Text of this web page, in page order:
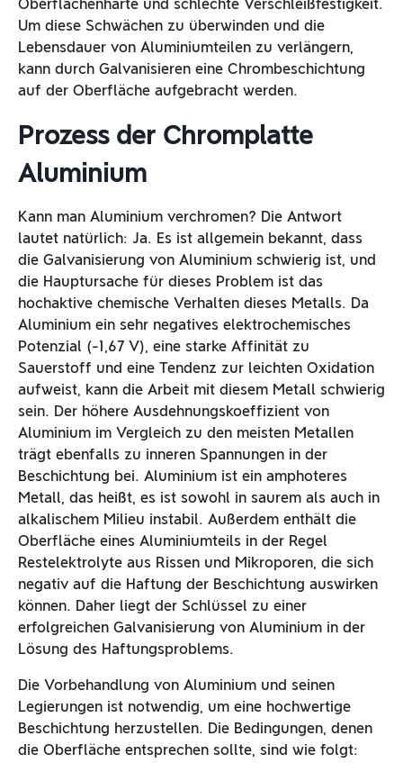
Oberflächenhärte und schlechte Verschleißfestigkeit.
Um diese Schwächen zu überwinden und die
Lebensdauer von Aluminiumteilen zu verlängern,
kann durch Galvanisieren eine Chrombeschichtung
auf der Oberfläche aufgebracht werden.
Prozess der Chromplatte
Aluminium
Kann man Aluminium verchromen? Die Antwort
lautet natürlich: Ja. Es ist allgemein bekannt, dass
die Galvanisierung von Aluminium schwierig ist, und
die Hauptursache für dieses Problem ist das
hochaktive chemische Verhalten dieses Metalls. Da
Aluminium ein sehr negatives elektrochemisches
Potenzial (-1,67 V), eine starke Affinität zu
Sauerstoff und eine Tendenz zur leichten Oxidation
aufweist, kann die Arbeit mit diesem Metall schwierig
sein. Der höhere Ausdehnungskoeffizient von
Aluminium im Vergleich zu den meisten Metallen
trägt ebenfalls zu inneren Spannungen in der
Beschichtung bei. Aluminium ist ein amphoteres
Metall, das heißt, es ist sowohl in saurem als auch in
alkalischem Milieu instabil. Außerdem enthält die
Oberfläche eines Aluminiumteils in der Regel
Restelektrolyte aus Rissen und Mikroporen, die sich
negativ auf die Haftung der Beschichtung auswirken
können. Daher liegt der Schlüssel zu einer
erfolgreichen Galvanisierung von Aluminium in der
Lösung des Haftungsproblems.
Die Vorbehandlung von Aluminium und seinen
Legierungen ist notwendig, um eine hochwertige
Beschichtung herzustellen. Die Bedingungen, denen
die Oberfläche entsprechen sollte, sind wie folgt: